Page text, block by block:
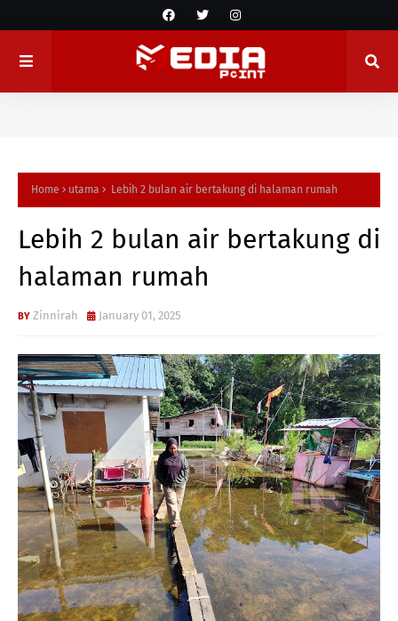
Home utama Lebih 2 bulan air bertakung di halaman rumah
Lebih 2 bulan air bertakung di
halaman rumah
Zinnirah January 01, 2025